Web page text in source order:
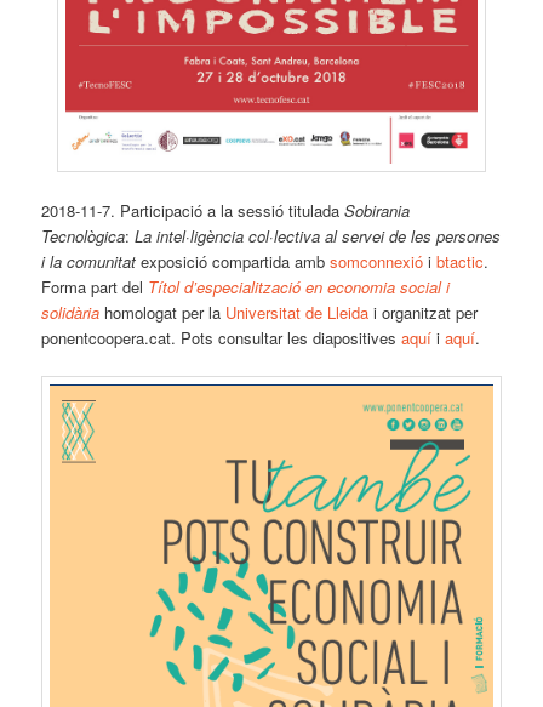
2018-11-7. Participació a la sessió tituladaSobirania
Tecnològica: La intel·ligència col·lectiva al servei de les persones
i la comunitat exposició compartida ambsomconnexió ibtactic.
Forma part del Títol d’especialització en economia social i
solidària homologat per la Universitat de Lleida i organitzat per
ponentcoopera.cat. Pots consultar les diapositivesaquí iaquí.